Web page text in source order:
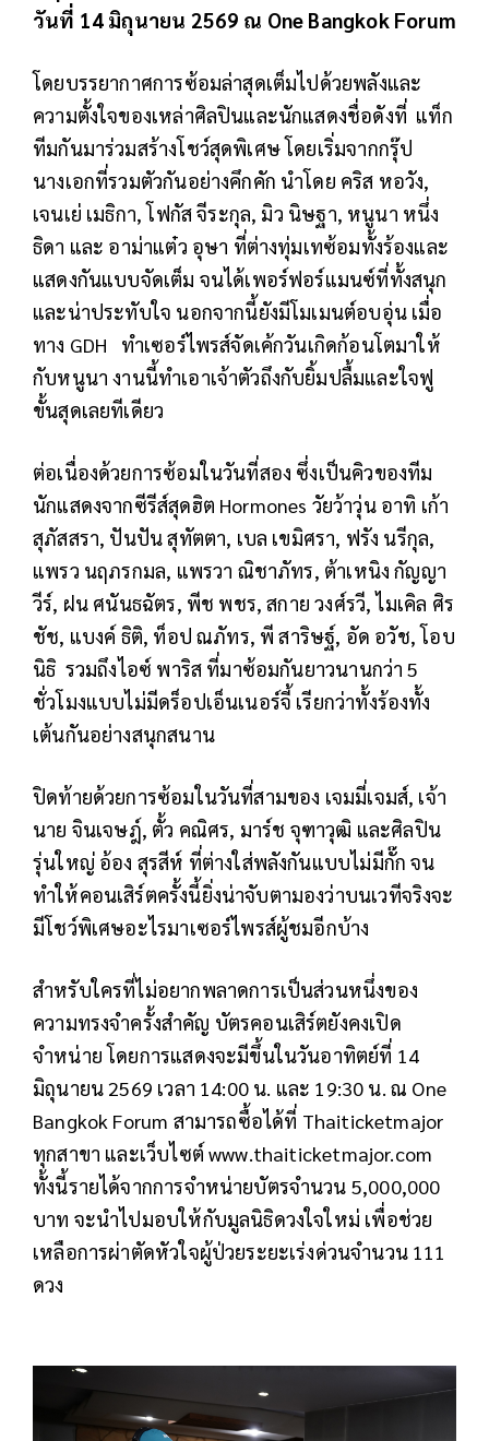
วันที่ 14 มิถุนายน 2569 ณ One Bangkok Forum
โดยบรรยากาศการซ้อมล่าสุดเต็มไปด้วยพลังและ
ความตั้งใจของเหล่าศิลปินและนักแสดงชื่อดังที่ แท็ก
ทีมกันมาร่วมสร้างโชว์สุดพิเศษ โดยเริ่มจากกรุ๊ป
นางเอกที่รวมตัวกันอย่างคึกคัก นำโดย คริส หอวัง,
เจนเย่ เมธิกา, โฟกัส จีระกุล, มิว นิษฐา, หนูนา หนึ่ง
ธิดา และ อาม่าแต๋ว อุษา ที่ต่างทุ่มเทซ้อมทั้งร้องและ
แสดงกันแบบจัดเต็ม จนได้เพอร์ฟอร์แมนซ์ที่ทั้งสนุก
และน่าประทับใจ นอกจากนี้ยังมีโมเมนต์อบอุ่น เมื่อ
ทาง GDH ทำเซอร์ไพรส์จัดเค้กวันเกิดก้อนโตมาให้
กับหนูนา งานนี้ทำเอาเจ้าตัวถึงกับยิ้มปลื้มและใจฟู
ขั้นสุดเลยทีเดียว
ต่อเนื่องด้วยการซ้อมในวันที่สอง ซึ่งเป็นคิวของทีม
นักแสดงจากซีรีส์สุดฮิต Hormones วัยว้าวุ่น อาทิ เก้า
สุภัสสรา, ปันปัน สุทัตตา, เบล เขมิศรา, ฟรัง นรีกุล,
แพรว นฤภรกมล, แพรวา ณิชาภัทร, ต้าเหนิง กัญญา
วีร์, ฝน ศนันธฉัตร, พีช พชร, สกาย วงศ์รวี, ไมเคิล ศิร
ชัช, แบงค์ ธิติ, ท็อป ณภัทร, พี สาริษฐ์, อัด อวัช, โอบ
นิธิ รวมถึงไอซ์ พาริส ที่มาซ้อมกันยาวนานกว่า 5
ชั่วโมงแบบไม่มีดร็อปเอ็นเนอร์จี้ เรียกว่าทั้งร้องทั้ง
เต้นกันอย่างสนุกสนาน
ปิดท้ายด้วยการซ้อมในวันที่สามของ เจมมี่เจมส์, เจ้า
นาย จินเจษฎ์, ตั้ว คณิศร, มาร์ช จุฑาวุฒิ และศิลปิน
รุ่นใหญ่ อ้อง สุรสีห์ ที่ต่างใส่พลังกันแบบไม่มีกั๊ก จน
ทำให้คอนเสิร์ตครั้งนี้ยิ่งน่าจับตามองว่าบนเวทีจริงจะ
มีโชว์พิเศษอะไรมาเซอร์ไพรส์ผู้ชมอีกบ้าง
สำหรับใครที่ไม่อยากพลาดการเป็นส่วนหนึ่งของ
ความทรงจำครั้งสำคัญ บัตรคอนเสิร์ตยังคงเปิด
จำหน่าย โดยการแสดงจะมีขึ้นในวันอาทิตย์ที่ 14
มิถุนายน 2569 เวลา 14:00 น. และ 19:30 น. ณ One
Bangkok Forum สามารถซื้อได้ที่ Thaiticketmajor
ทุกสาขา และเว็บไซต์ www.thaiticketmajor.com
ทั้งนี้รายได้จากการจำหน่ายบัตรจำนวน 5,000,000
บาท จะนำไปมอบให้กับมูลนิธิดวงใจใหม่ เพื่อช่วย
เหลือการผ่าตัดหัวใจผู้ป่วยระยะเร่งด่วนจำนวน 111
ดวง